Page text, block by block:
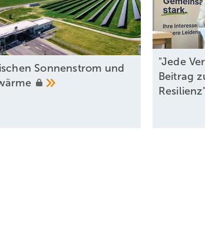
Sonnenstrom und
"Jede
Beitrag
Resilienz"